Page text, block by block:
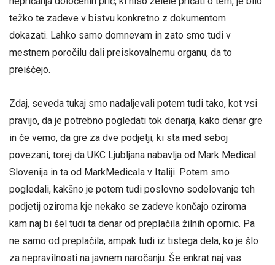
težko te zadeve v bistvu konkretno z dokumentom
dokazati. Lahko samo domnevam in zato smo tudi v
mestnem poročilu dali preiskovalnemu organu, da to
preiščejo.
Zdaj, seveda tukaj smo nadaljevali potem tudi tako, kot vsi
pravijo, da je potrebno pogledati tok denarja, kako denar gre
in če vemo, da gre za dve podjetji, ki sta med seboj
povezani, torej da UKC Ljubljana nabavlja od Mark Medical
Slovenija in ta od MarkMedicala v Italiji. Potem smo
pogledali, kakšno je potem tudi poslovno sodelovanje teh
podjetij oziroma kje nekako se zadeve končajo oziroma
kam naj bi šel tudi ta denar od preplačila žilnih opornic. Pa
ne samo od preplačila, ampak tudi iz tistega dela, ko je šlo
za nepravilnosti na javnem naročanju. Še enkrat naj vas